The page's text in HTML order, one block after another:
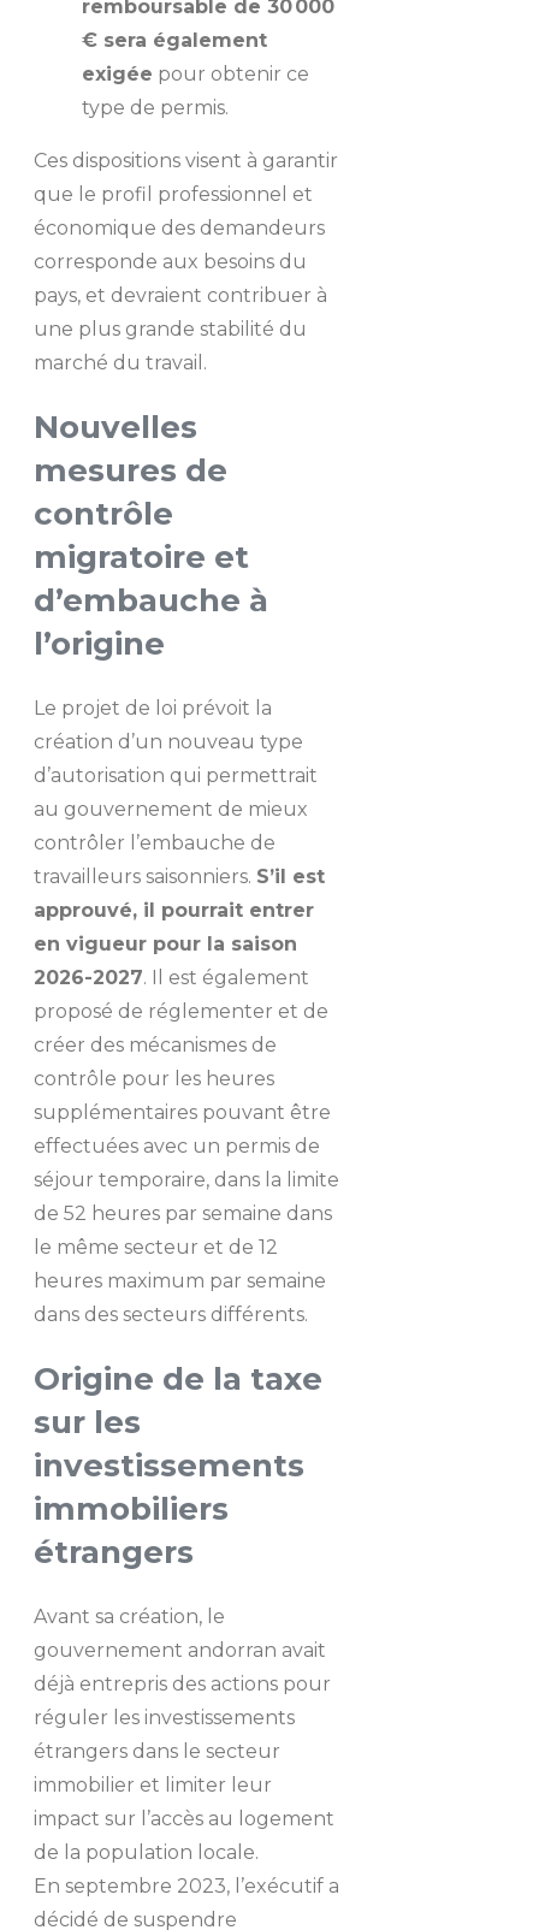
remboursable de 30 000
€ sera également
exigée pour obtenir ce
type de permis.
Ces dispositions visent à garantir
que le profil professionnel et
économique des demandeurs
corresponde aux besoins du
pays, et devraient contribuer à
une plus grande stabilité du
marché du travail.
Nouvelles
mesures de
contrôle
migratoire et
d’embauche à
l’origine
Le projet de loi prévoit la
création d’un nouveau type
d’autorisation qui permettrait
au gouvernement de mieux
contrôler l’embauche de
travailleurs saisonniers. S’il est
approuvé, il pourrait entrer
en vigueur pour la saison
2026-2027. Il est également
proposé de réglementer et de
créer des mécanismes de
contrôle pour les heures
supplémentaires pouvant être
effectuées avec un permis de
séjour temporaire, dans la limite
de 52 heures par semaine dans
le même secteur et de 12
heures maximum par semaine
dans des secteurs différents.
Origine de la taxe
sur les
investissements
immobiliers
étrangers
Avant sa création, le
gouvernement andorran avait
déjà entrepris des actions pour
réguler les investissements
étrangers dans le secteur
immobilier et limiter leur
impact sur l’accès au logement
de la population locale.
En septembre 2023, l’exécutif a
décidé de suspendre